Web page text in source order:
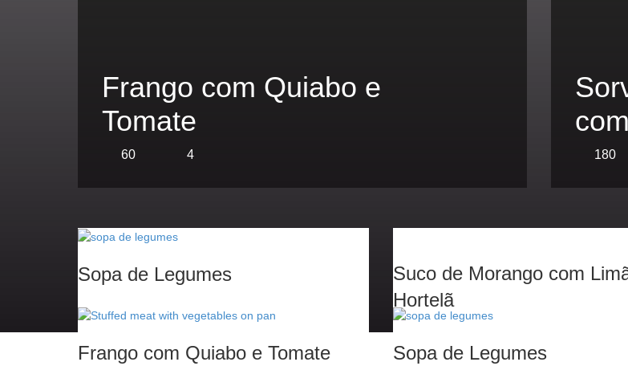
Frango com Quiabo e
Tomate
60 4 180
Sopa de Legumes
40 4
Suco de Morango com
Hortelã
Frango com Quiabo e Tomate Sopa de Legumes